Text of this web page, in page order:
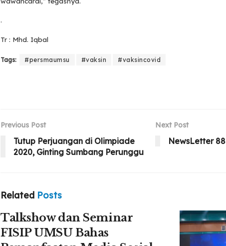
.
Tr : Mhd. Iqbal
Tags: #persmaumsu #vaksin #vaksincovid
Previous Post
Tutup Perjuangan di Olimpiade
2020, Ginting Sumbang Perunggu
Next Post
NewsLetter 88
Related Posts
Talkshow dan Seminar
FISIP UMSU Bahas